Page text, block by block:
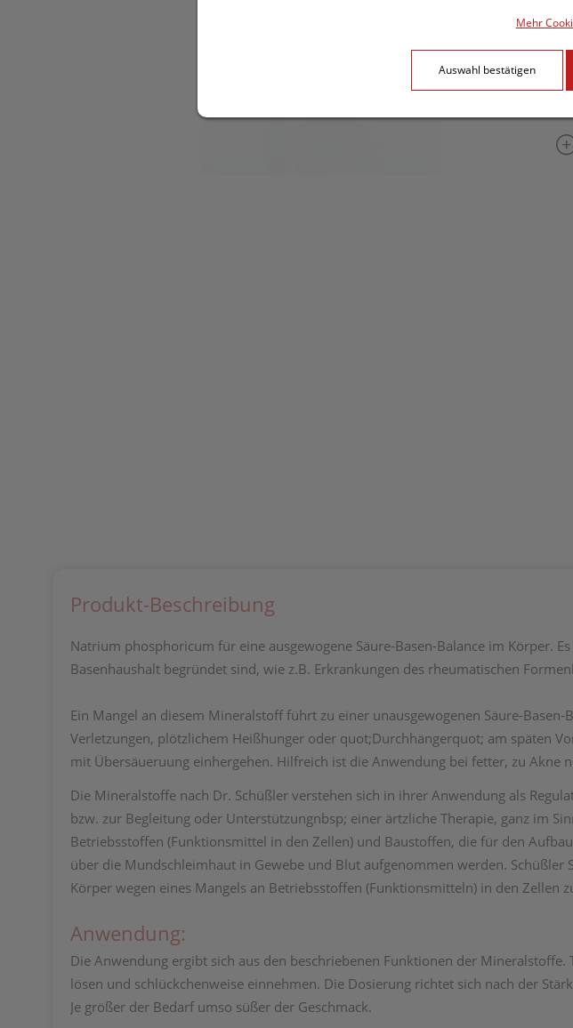
Produkt-Beschreibung
Natrium phosphoricum für eine ausgewogene Säure-Basen-Balance im Körper.
Basenhaushalt begründet sind, wie z.B. Erkrankungen des rheumatischen
Ein Mangel an diesem Mineralstoff führt zu einer unausgewogenen Säure-
Verletzungen, plötzlichem Heißhunger oder quot;Durchhängerquot; am späten
mit Übersäueruung einhergehen. Hilfreich ist die Anwendung bei fetter, zu
Die Mineralstoffe nach Dr. Schüßler verstehen sich in ihrer Anwendung als
bzw. zur Begleitung oder Unterstützungnbsp; einer ärtzliche Therapie, ganz im
Betriebsstoffen (Funktionsmittel in den Zellen) und Baustoffen, die für den
über die Mundschleimhaut in Gewebe und Blut aufgenommen werden.
Körper wegen eines Mangels an Betriebsstoffen (Funktionsmitteln) in den Zellen
Anwendung:
Die Anwendung ergibt sich aus den beschriebenen Funktionen der
lösen und schlückchenweise einnehmen. Die Dosierung richtet sich nach der
Je größer der Bedarf umso süßer der Geschmack.
Mehr
Auswahl bestätigen